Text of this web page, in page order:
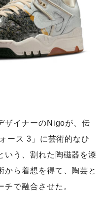
ザイナーのNigoが、伝
ース 3」に芸術的なひ
いう、割れた陶磁器を漆
から着想を得て、陶芸と
で融合させた。